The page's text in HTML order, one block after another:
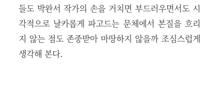
들도 박완서 작가의 손을 거치면 부드러우면서도 시
각적으로 날카롭게 파고드는 문체에서 본질을 흐리
지 않는 점도 존중받아 마땅하지 않을까 조심스럽게
생각해 본다.